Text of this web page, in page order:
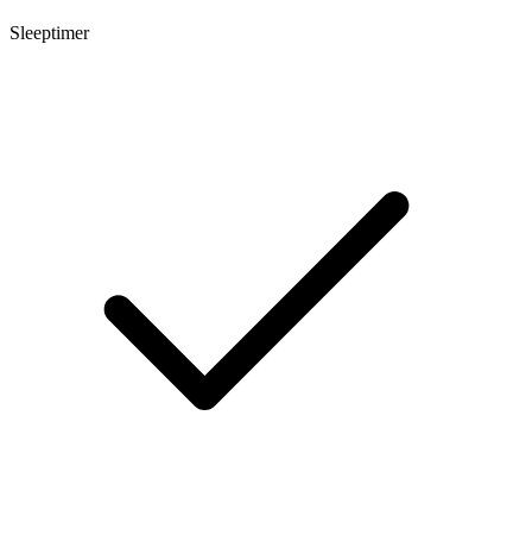
Sleeptimer